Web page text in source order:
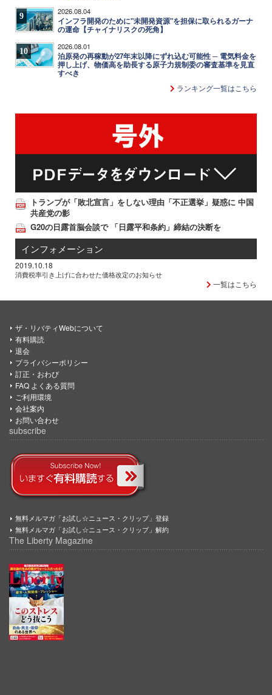
9 2026.08.04
インフラ開発のために"未開発資源"を担保に取られるガーナ
の運命【チャイナリスクの死角】
10 2026.08.01
泊原発の再稼動が27年末以降にずれ込む可能性 ─ 電気料金を
押し上げ、物価高を助長する原子力規制委の審査基準を見直
すべき
ランキング一覧はこちら
トランプが「敗北宣言」をしない理由「不正選挙」疑惑に 中国
共産党の影
G20の日露首脳会談で 「日露平和条約」締結の決断を
インフォメーション
2019.10.18
消費税率引き上げに合わせた価格改定のお知らせ
一覧はこちら
ザ・リバティWebについて
有料購読
退会
プライバシーポリシー
訂正・おわび
FAQ よくある質問
ご利用環境
会社案内
お問い合わせ
subscribe
無料メルマガ「お試し☆ニュース・クリップ」登録
無料メルマガ「お試し☆ニュース・クリップ」解約
The Liberty Magazine